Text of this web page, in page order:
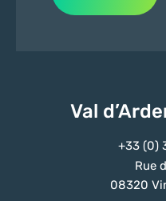
Val
+33 (0)
Rue
08320